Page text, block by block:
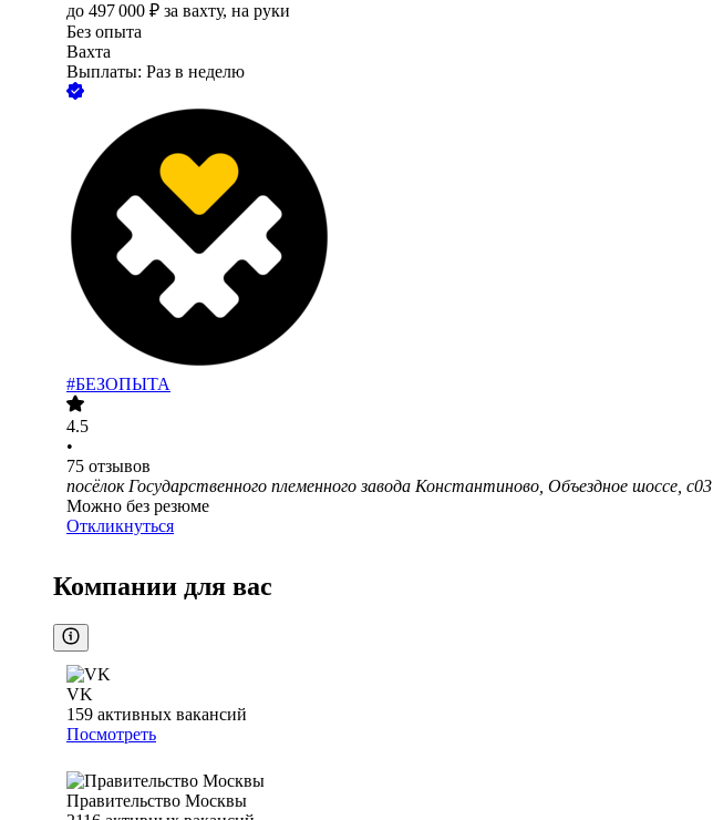
до 497 000 ₽ за вахту, на руки
Без опыта
Вахта
Выплаты: Раз в неделю
#БЕЗОПЫТА
4.5
•
75 отзывов
посёлок Государственного племенного завода Константиново, Объездное шоссе, с03
Можно без резюме
Откликнуться
Компании для вас
VK
159 активных вакансий
Посмотреть
Правительство Москвы